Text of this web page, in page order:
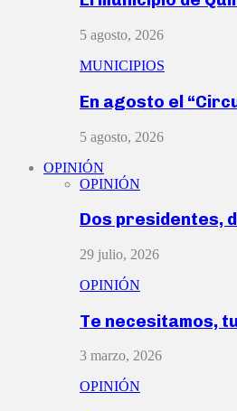
5 agosto, 2026
MUNICIPIOS
En agosto el
5 agosto, 2026
OPINIÓN
OPINIÓN
Dos presidentes,
29 julio, 2026
OPINIÓN
Te necesitamos,
3 marzo, 2026
OPINIÓN